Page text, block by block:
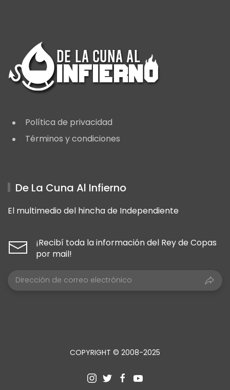
Política de privacidad
Términos y condiciones
De La Cuna Al Infierno
El multimedio del hincha de Independiente
¡Recibí toda la información del Rey de Copas
por mail!
COPYRIGHT © 2008-2025